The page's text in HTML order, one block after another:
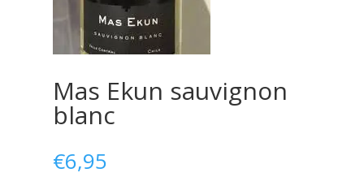
Mas Ekun sauvignon
blanc
€6,95